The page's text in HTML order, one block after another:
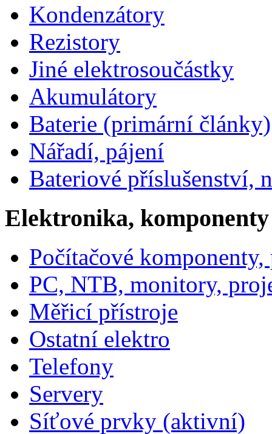
Kondenzátory
Rezistory
Jiné elektrosoučástky
Akumulátory
Baterie (primární články)
Nářadí, pájení
Bateriové příslušenství,
Elektronika, komponenty
Počítačové
PC, NTB, monitory,
Měřicí přístroje
Ostatní elektro
Telefony
Servery
Síťové prvky (aktivní)